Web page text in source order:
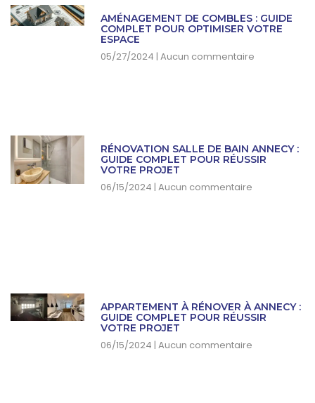
AMÉNAGEMENT DE COMBLES : GUIDE
COMPLET POUR OPTIMISER VOTRE
ESPACE
05/27/2024 Aucun commentaire
RÉNOVATION SALLE DE BAIN ANNECY :
GUIDE COMPLET POUR RÉUSSIR
VOTRE PROJET
06/15/2024 Aucun commentaire
APPARTEMENT À RÉNOVER À ANNECY :
GUIDE COMPLET POUR RÉUSSIR
VOTRE PROJET
06/15/2024 Aucun commentaire